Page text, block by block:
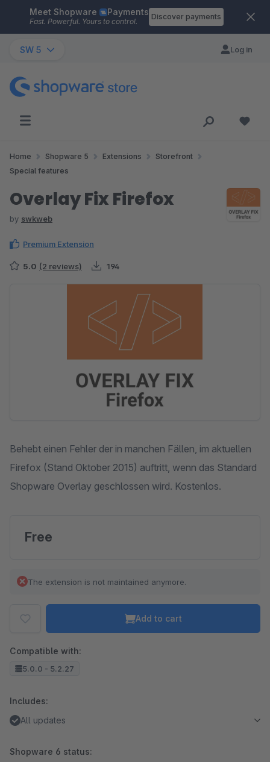
Skip to main content
Meet Shopware Payments
Fast. Powerful. Yours to control.
Discover payments
SW 5 Log in
Home Shopware 5 Extensions
Storefront
Special features
Overlay Fix Firefox
by swkweb
Premium Extension
5.0 (2 reviews) 194
Behebt einen Fehler der in manchen Fällen, im aktuellen
Firefox (Stand Oktober 2015) auftritt, wenn das Standard
Shopware Overlay geschlossen wird. Kostenlos.
Free
The extension is not maintained anymore.
Add to cart
Compatible with:
5.0.0 - 5.2.27
Includes:
All updates
Shopware 6 status: